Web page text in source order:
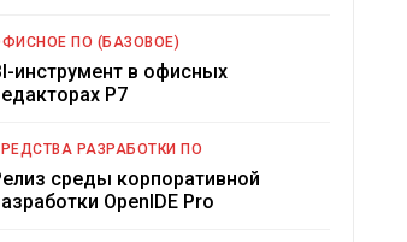
ПО (БАЗОВОЕ)
инструмент в офисных
Р7
РАЗРАБОТКИ ПО
среды корпоративной
OpenIDE Pro